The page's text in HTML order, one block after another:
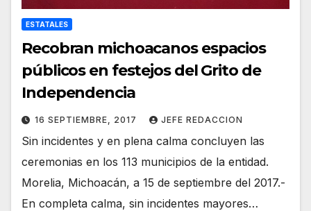
ESTATALES
Recobran michoacanos espacios
públicos en festejos del Grito de
Independencia
16 SEPTIEMBRE, 2017 JEFE REDACCION
Sin incidentes y en plena calma concluyen las
ceremonias en los 113 municipios de la entidad.
Morelia, Michoacán, a 15 de septiembre del 2017.-
En completa calma, sin incidentes mayores…